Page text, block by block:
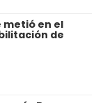
metió en el
de